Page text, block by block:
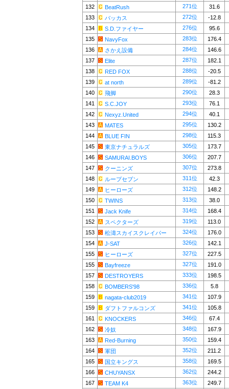
132
BeatRush 271位
31.6
133
バッカス 272位
-12.8
134
S.D.ファイヤー 276位
95.6
135
NavyFox 283位
176.4
136
さかえ設備 284位
146.6
137
Elite 287位
182.1
138
RED FOX 288位
-20.5
139
at north 289位
-81.2
140
飛脚 290位
28.3
141
S.C.JOY 293位
76.1
142
Nexyz.United 294位
40.1
143
MATES 295位
130.2
144
BLUE FIN 298位
115.3
145
東京ナチュラルズ 305位
173.7
146
SAMURAI.BOYS 306位
207.7
147
クーニンズ 307位
273.8
148
ループセブン 311位
42.3
149
ヒーローズ 312位
148.2
150
TWINS 313位
38.0
151
Jack Knife 314位
168.4
152
スペクターズ 319位
113.0
153
松濤スカイスクレイパー 324位
176.0
154
J-SAT 326位
142.1
155
ヒーローズ 327位
227.5
155
Bayfreeze 327位
191.0
157
DESTROYERS 333位
198.5
158
BOMBERS'98 336位
5.8
159
nagata-club2019 341位
107.9
159
ダフトファルコンズ 341位
105.8
161
KNOCKERS 346位
67.4
162
冷奴 348位
167.9
163
Red-Burning 350位
159.4
164
軍団 352位
211.2
165
国立キングス 358位
169.5
166
CHUYANSX 362位
244.2
167
TEAM K4 363位
249.7